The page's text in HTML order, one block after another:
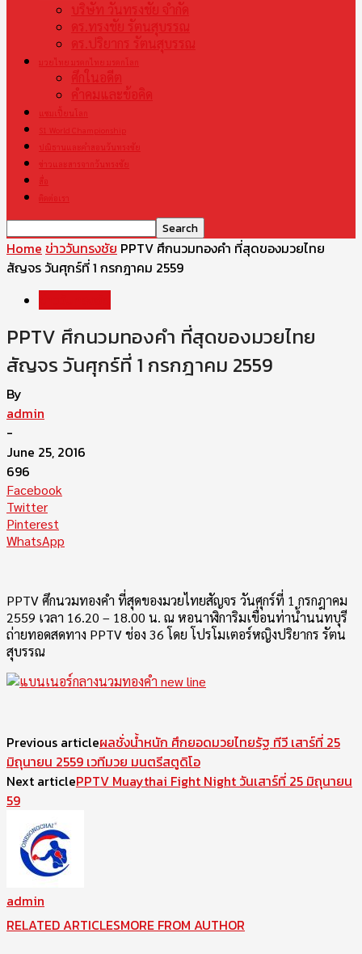
บริษัท วันทรงชัย จำกัด
ดร.ทรงชัย รัตนสุบรรณ
ดร.ปริยากร รัตนสุบรรณ
มวยไทย มรดกไทย มรดกโลก
ศึกในอดีต
คำคมและข้อคิด
แชมเปี้ยนโลก
S1 World Championship
ปณิธานและคำสอนวันทรงชัย
ข่าวและสารจากวันทรงชัย
สื่อ
ติดต่อเรา
Home ข่าววันทรงชัย PPTV ศึกนวมทองคำ ที่สุดของมวยไทย
สัญจร วันศุกร์ที่ 1 กรกฎาคม 2559
PPTV ศึกนวมทองคำ ที่สุดของมวยไทย
สัญจร วันศุกร์ที่ 1 กรกฎาคม 2559
By
admin
-
June 25, 2016
696
Facebook
Twitter
Pinterest
WhatsApp
PPTV ศึกนวมทองคำ ที่สุดของมวยไทยสัญจร วันศุกร์ที่ 1 กรกฎาคม
2559 เวลา 16.20 – 18.00 น. ณ หอนาฬิการิมเขื่อนท่าน้ำนนทบุรี
ถ่ายทอดสดทาง PPTV ช่อง 36 โดย โปรโมเตอร์หญิงปริยากร รัตน
สุบรรณ
Previous articleผลชั่งน้ำหนัก ศึกยอดมวยไทยรัฐ ทีวี เสาร์ที่ 25
มิถุนายน 2559 เวทีมวย มนตรีสตูดิโอ
Next articlePPTV Muaythai Fight Night วันเสาร์ที่ 25 มิถุนายน
59
admin
RELATED ARTICLESMORE FROM AUTHOR